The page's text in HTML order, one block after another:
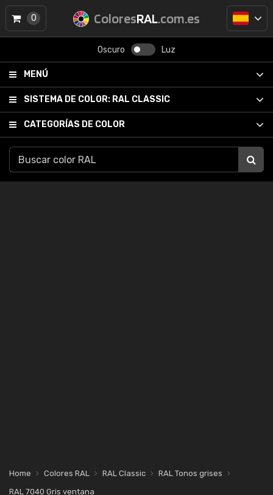
ColoresRAL.com.es
Oscuro Luz
MENÚ
SISTEMA DE COLOR: RAL CLASSIC
CATEGORÍAS DE COLOR
0
Home Colores RAL RAL Classic
RAL Tonos grises
RAL 7040 Gris ventana